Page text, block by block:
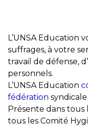
L’UNSA Education
suffrages, à votre
travail de défense,
personnels.
L’UNSA Education
fédération
Présente dans
tous les Comité